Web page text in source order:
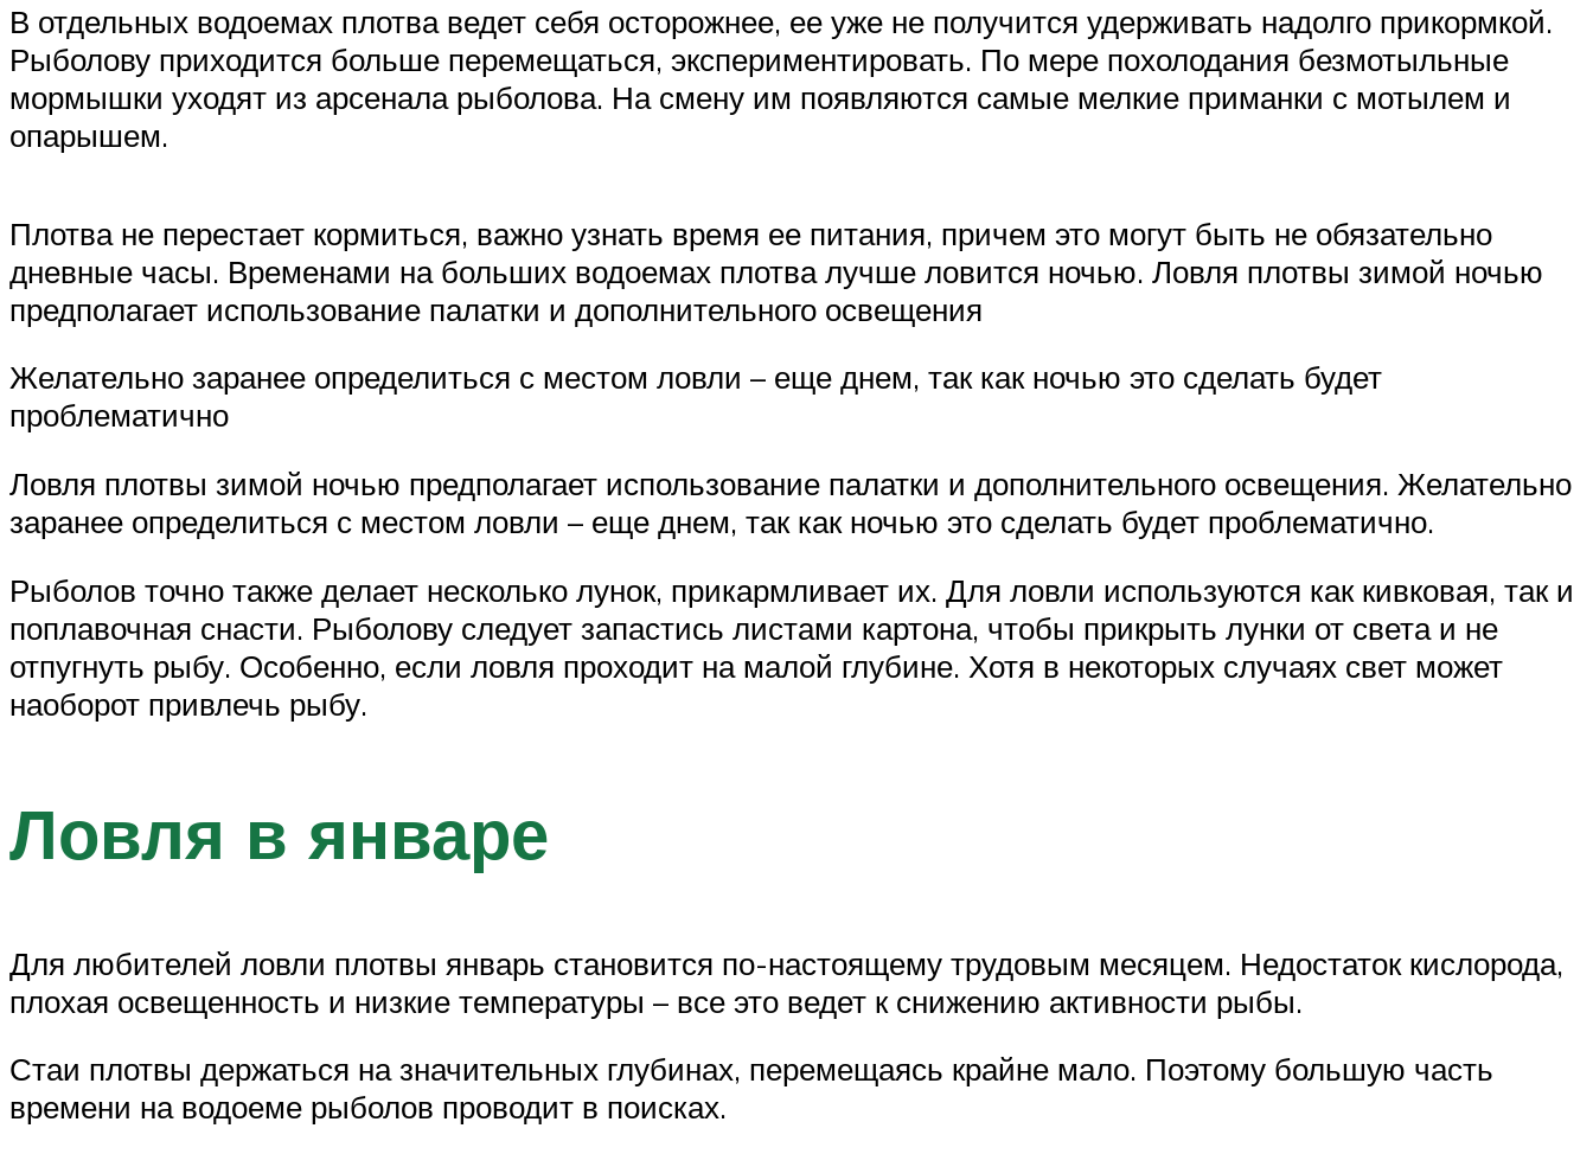
В отдельных водоемах плотва ведет себя осторожнее, ее уже не получится удерживать надолго прикормкой.
Рыболову приходится больше перемещаться, экспериментировать. По мере похолодания безмотыльные
мормышки уходят из арсенала рыболова. На смену им появляются самые мелкие приманки с мотылем и
опарышем.
Плотва не перестает кормиться, важно узнать время ее питания, причем это могут быть не обязательно
дневные часы. Временами на больших водоемах плотва лучше ловится ночью. Ловля плотвы зимой ночью
предполагает использование палатки и дополнительного освещения
Желательно заранее определиться с местом ловли – еще днем, так как ночью это сделать будет
проблематично
Ловля плотвы зимой ночью предполагает использование палатки и дополнительного освещения. Желательно
заранее определиться с местом ловли – еще днем, так как ночью это сделать будет проблематично.
Рыболов точно также делает несколько лунок, прикармливает их. Для ловли используются как кивковая, так и
поплавочная снасти. Рыболову следует запастись листами картона, чтобы прикрыть лунки от света и не
отпугнуть рыбу. Особенно, если ловля проходит на малой глубине. Хотя в некоторых случаях свет может
наоборот привлечь рыбу.
Ловля в январе
Для любителей ловли плотвы январь становится по-настоящему трудовым месяцем. Недостаток кислорода,
плохая освещенность и низкие температуры – все это ведет к снижению активности рыбы.
Стаи плотвы держаться на значительных глубинах, перемещаясь крайне мало. Поэтому большую часть
времени на водоеме рыболов проводит в поисках.